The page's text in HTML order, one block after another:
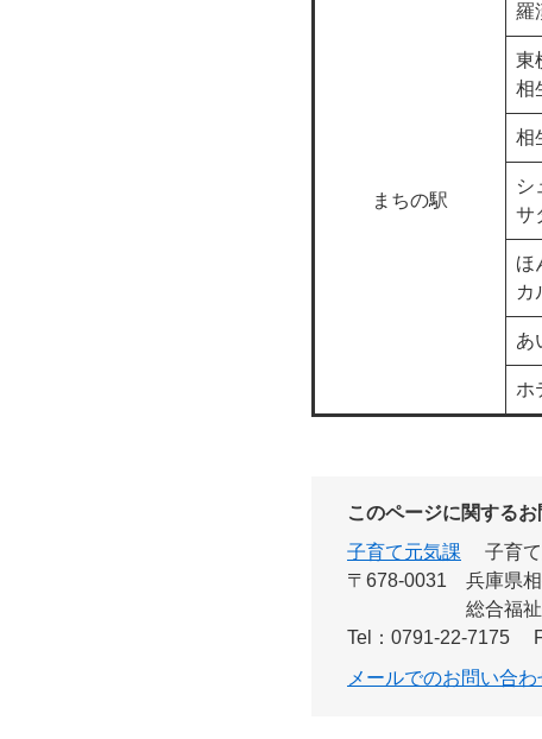
まちの駅
羅
東
相
相
シ
サ
ほ
カ
あ
ホ
このページに関する
子育て元気課
子育
〒678-0031
兵庫県
総合福
Tel：0791-22-7175
メールでのお問い合